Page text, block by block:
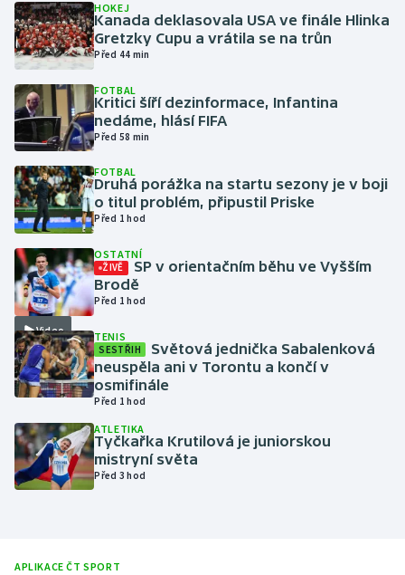
Házená
Jezdectví
Judo
Krasobruslení
Lezení
Moderní pětiboj
Motorsport
Olympijské hry
Plavání
HOKEJ
Kanada deklasovala USA ve finále Hlinka
Gretzky Cupu a vrátila se na trůn
Před 44 min
FOTBAL
Kritici šíří dezinformace, Infantina
nedáme, hlásí FIFA
Před 58 min
FOTBAL
Druhá porážka na startu sezony je v boji
o titul problém, připustil Priske
Před 1 hod
Video
OSTATNÍ
ŽIVĚ
SP v orientačním běhu ve Vyšším
Brodě
Před 1 hod
TENIS
SESTŘIH
Světová jednička Sabalenková
neuspěla ani v Torontu a končí v
osmifinále
Před 1 hod
ATLETIKA
Tyčkařka Krutilová je juniorskou
mistryní světa
Před 3 hod
APLIKACE ČT SPORT